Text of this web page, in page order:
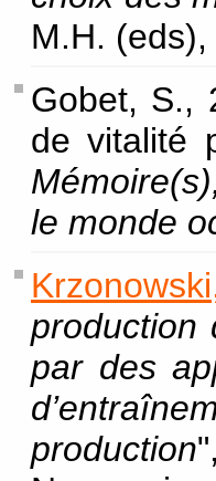
M.H.
Gobet, S.,
de vitalité
le monde
production
par des
production